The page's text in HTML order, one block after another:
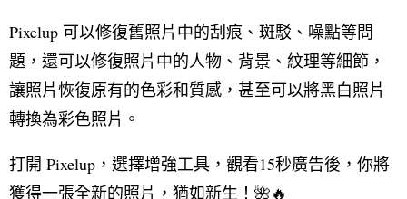
Pixelup 可以修復舊照片中的刮痕、斑駁、噪點等問
題，還可以修復照片中的人物、背景、紋理等細節，
讓照片恢復原有的色彩和質感，甚至可以將黑白照片
轉換為彩色照片。
打開 Pixelup，選擇增強工具，觀看15秒廣告後，你將
獲得一張全新的照片，猶如新生！🌺🔥